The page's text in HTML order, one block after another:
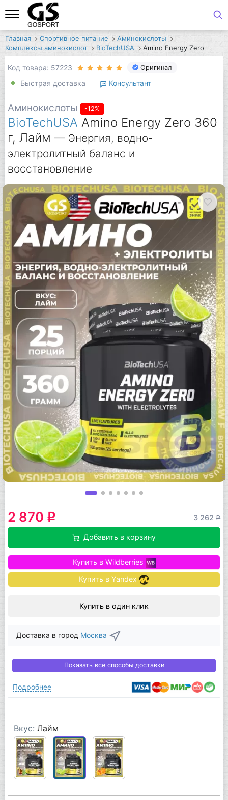
Главная Спортивное питание
Аминокислоты
Комплексы аминокислот
BioTechUSA Amino Energy Zero
Код товара: 57223 Оригинал
Быстрая доставка Консультант
Аминокислоты -12%
BioTechUSA Amino Energy Zero 360
г, Лайм — Энергия, водно-
электролитный баланс и
восстановление
2 870 q 3 262q
Добавить в корзину
Купить в Wildberries
Купить в Yandex
Купить в один клик
Доставка в город Москва
Показать все способы доставки
Подробнее
Вкус: Лайм